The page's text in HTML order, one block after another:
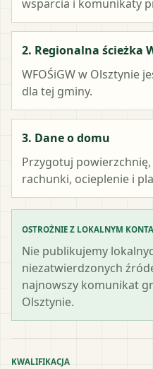
wsparcia i komunikaty
2. Regionalna ścieżka
WFOŚiGW w Olsztynie
dla tej gminy.
3. Dane o domu
Przygotuj powierzchnię,
rachunki, ocieplenie i
OSTROŻNIE Z LOKALNYM
Nie publikujemy
niezatwierdzonych
najnowszy komunikat
Olsztynie.
KWALIFIKACJA